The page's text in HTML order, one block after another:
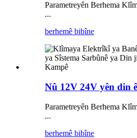
Parametreyên Berhema
...
berhemê bibîne
Nû 12V 24V yên din
Parametreyên Berhema
...
berhemê bibîne